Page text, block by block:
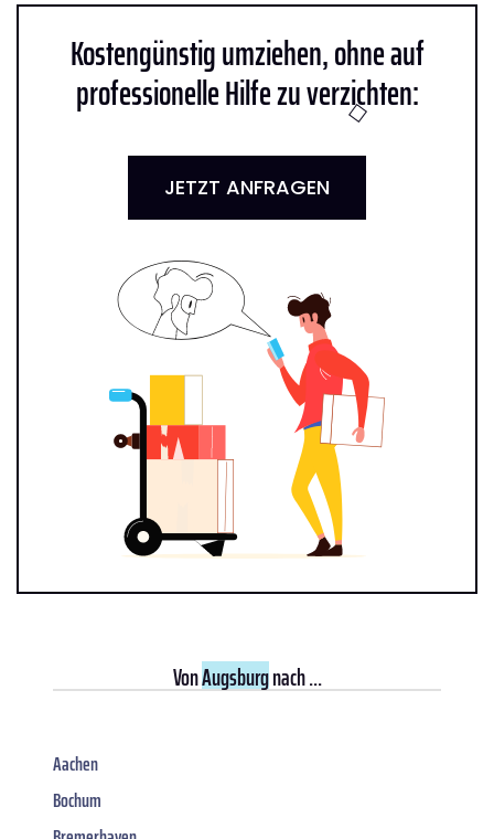
Kostengünstig umziehen, ohne auf
professionelle Hilfe zu verzichten:
JETZT ANFRAGEN
VonAugsburgnach ...
Aachen
Bochum